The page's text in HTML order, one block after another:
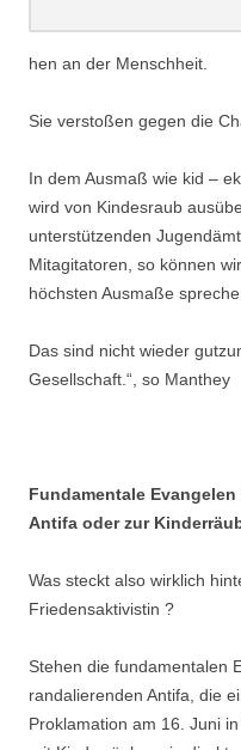
hen an der Menschheit.
Sie verstoßen gegen die
In dem Ausmaß wie kid –
wird von Kindesraub
unterstützenden
Mitagitatoren, so können
höchsten Ausmaße
Das sind nicht wieder
Gesellschaft.“, so Manthey
Fundamentale
Antifa oder zur
Was steckt also wirklich
Friedensaktivistin ?
Stehen die fundamentalen
randalierenden Antifa, die
Proklamation am 16. Juni